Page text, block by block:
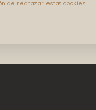
11:00 – 19:00
de rechazar estas cookies.